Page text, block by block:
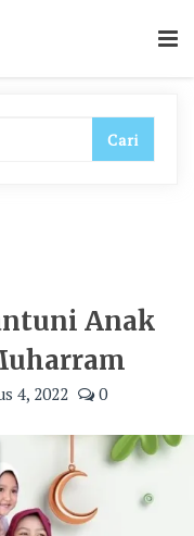
Anak
4, 2022 0